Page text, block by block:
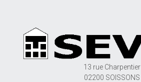
13 rue Charpentier
02200 SOISSONS